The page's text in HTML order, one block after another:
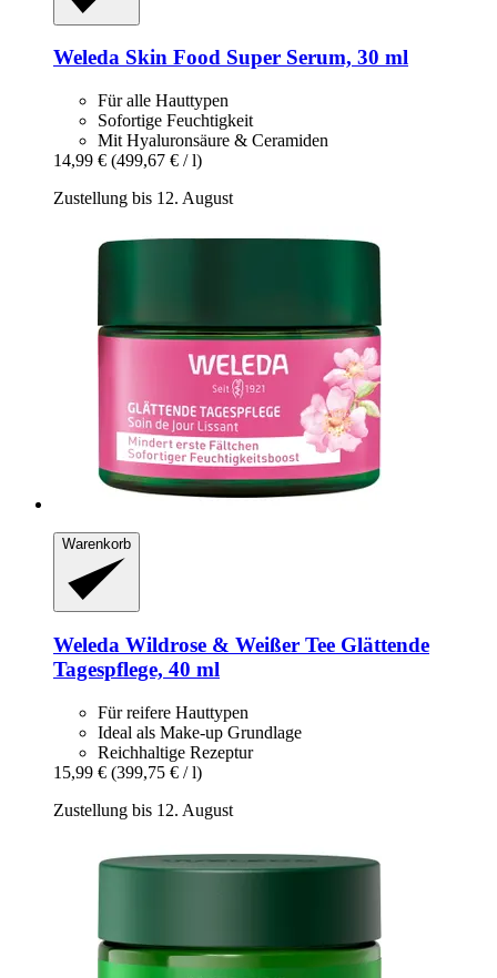
Weleda Skin Food Super Serum, 30 ml
Für alle Hauttypen
Sofortige Feuchtigkeit
Mit Hyaluronsäure & Ceramiden
14,99 € (499,67 € / l)
Zustellung bis 12. August
Warenkorb
Weleda Wildrose & Weißer Tee Glättende
Tagespflege, 40 ml
Für reifere Hauttypen
Ideal als Make-up Grundlage
Reichhaltige Rezeptur
15,99 € (399,75 € / l)
Zustellung bis 12. August